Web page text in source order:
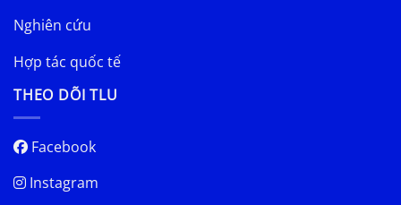
Nghiên cứu
Hợp tác quốc tế
THEO DÕI TLU
Facebook
Instagram